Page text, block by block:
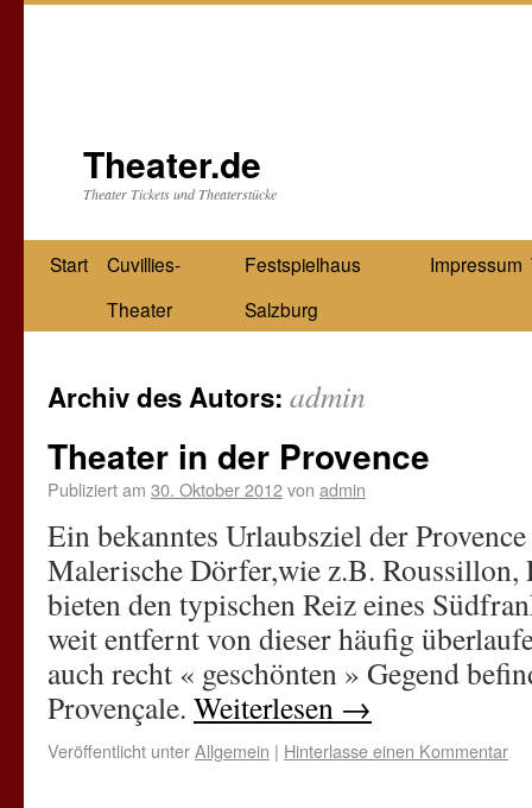
Theater.de
Theater Tickets und Theaterstücke
Start
Cuvillies-
Theater
Festspielhaus
Salzburg
Impressum
Archiv des Autors: admin
Theater in der Provence
Publiziert am 30. Oktober 2012von admin
Ein bekanntes Urlaubsziel der
Malerische Dörfer,wie z.B.
bieten den typischen Reiz eines
weit entfernt von dieser häufig
auch recht « geschönten » Gegend
Provençale. Weiterlesen →
Veröffentlicht unterAllgemein | Hinterlasse einen Kommentar